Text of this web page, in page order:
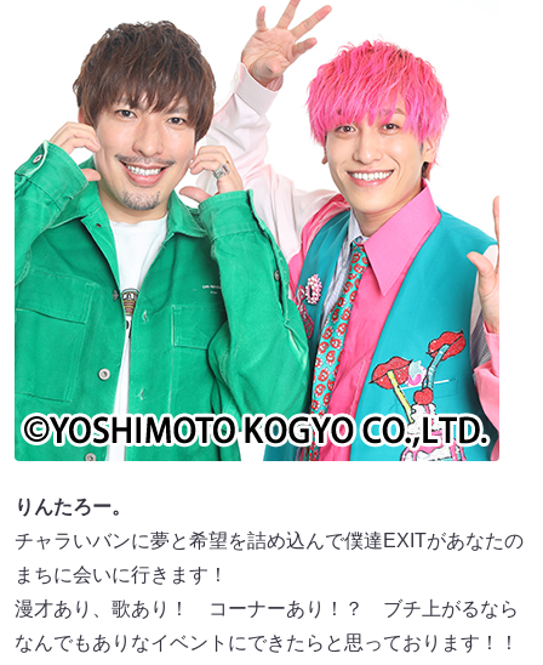
りんたろー。
チャラいバンに夢と希望を詰め込んで僕達EXITがあなたの
まちに会いに行きます！
漫才あり、歌あり！ コーナーあり！？ ブチ上がるなら
なんでもありなイベントにできたらと思っております！！